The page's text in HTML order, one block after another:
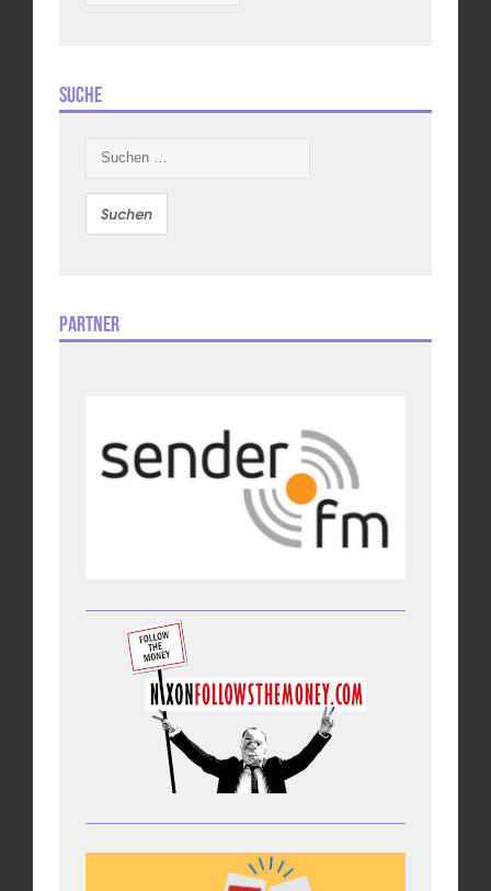
Suche
nach:
Partner